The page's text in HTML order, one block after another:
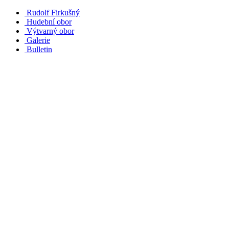
Rudolf Firkušný
Hudební obor
Výtvarný obor
Galerie
Bulletin